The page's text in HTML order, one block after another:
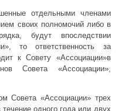
отдельными членами
своих полномочий либо в
будут впоследствии
то ответственность за
к Совету «Ассоциации»в
Совета «Ассоциации»,
«Ассоциации» трех
одного года или двух